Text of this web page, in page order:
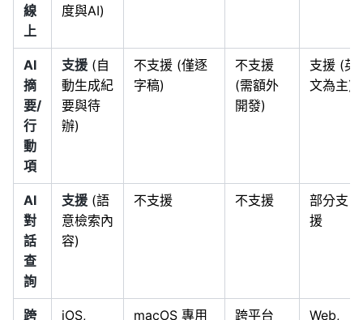
線
上
度與AI)
AI
摘
要/
行
動
項
支援 (自
動生成紀
要與待
辦)
不支援 (僅逐
字稿)
不支援
(需額外
開發)
支援 (英
文為主)
AI
對
話
查
詢
支援 (語
意檢索內
容)
不支援 不支援
部分支
援
跨
iOS,
macOS 專用
跨平台
Web,